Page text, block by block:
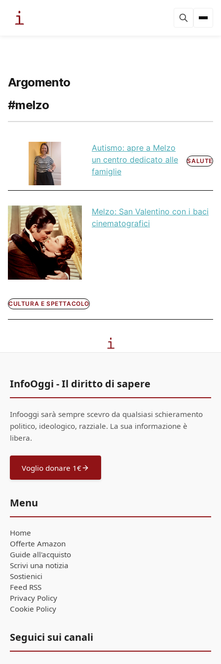
Argomento
#melzo
Autismo: apre a Melzo
un centro dedicato alle
famiglie
SALUTE
Melzo: San Valentino con i baci
cinematografici
CULTURA E SPETTACOLO
InfoOggi - Il diritto di sapere
Infooggi sarà sempre scevro da qualsiasi schieramento
politico, ideologico, razziale. La sua informazione è
libera.
Voglio donare 1€
Menu
Home
Offerte Amazon
Guide all'acquisto
Scrivi una notizia
Sostienici
Feed RSS
Privacy Policy
Cookie Policy
Seguici sui canali